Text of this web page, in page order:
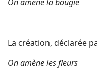
La création, déclarée
On amène les fleurs